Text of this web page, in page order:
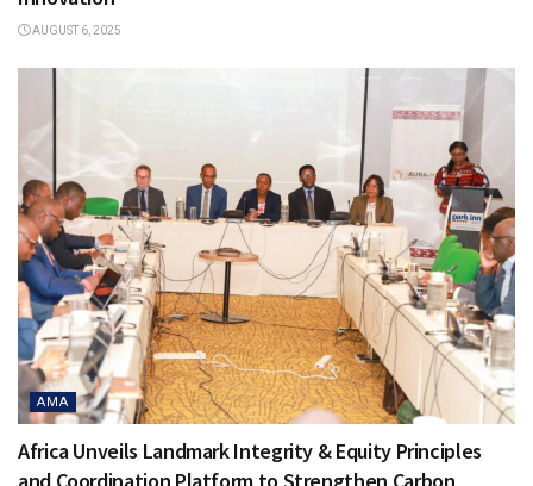
AUGUST 6, 2025
AMA
Africa Unveils Landmark Integrity & Equity Principles